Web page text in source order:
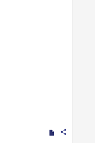
share